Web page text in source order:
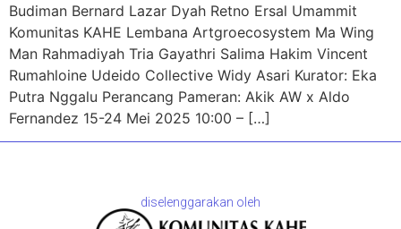
Budiman Bernard Lazar Dyah Retno Ersal Umammit
Komunitas KAHE Lembana Artgroecosystem Ma Wing
Man Rahmadiyah Tria Gayathri Salima Hakim Vincent
Rumahloine Udeido Collective Widy Asari Kurator: Eka
Putra Nggalu Perancang Pameran: Akik AW x Aldo
Fernandez 15-24 Mei 2025 10:00 – […]
diselenggarakan oleh